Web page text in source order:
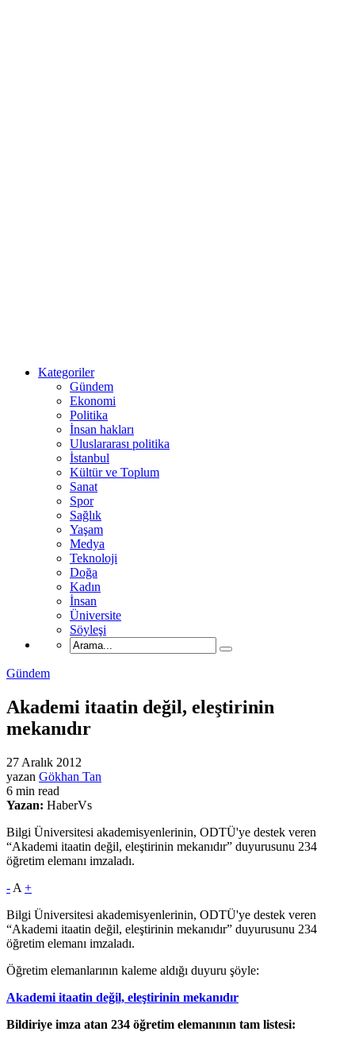
Kategoriler
Gündem
Ekonomi
Politika
İnsan hakları
Uluslararası politika
İstanbul
Kültür ve Toplum
Sanat
Spor
Sağlık
Yaşam
Medya
Teknoloji
Doğa
Kadın
İnsan
Üniversite
Söyleşi
Gündem
Akademi itaatin değil, eleştirinin
mekanıdır
27 Aralık 2012
yazan Gökhan Tan
6 min read
Yazan: HaberVs
Bilgi Üniversitesi akademisyenlerinin, ODTÜ'ye destek veren
“Akademi itaatin değil, eleştirinin mekanıdır” duyurusunu 234
öğretim elemanı imzaladı.
- A +
Bilgi Üniversitesi akademisyenlerinin, ODTÜ'ye destek veren
“Akademi itaatin değil, eleştirinin mekanıdır” duyurusunu 234
öğretim elemanı imzaladı.
Öğretim elemanlarının kaleme aldığı duyuru şöyle:
Akademi itaatin değil, eleştirinin mekanıdır
Bildiriye imza atan 234 öğretim elemanının tam listesi: